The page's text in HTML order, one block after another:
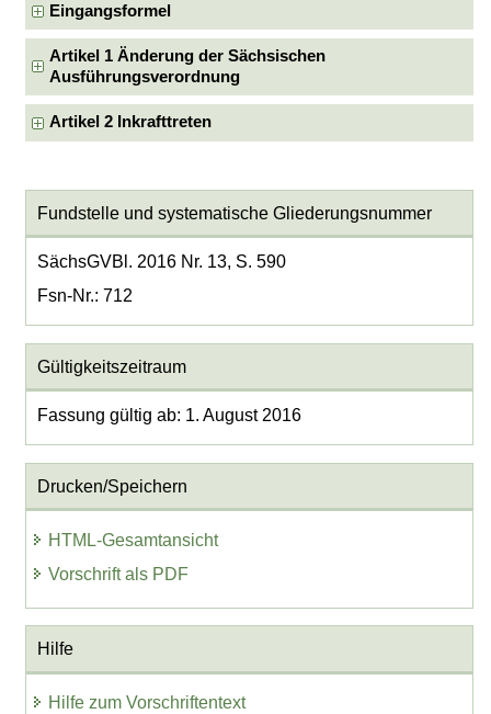
Eingangsformel
Artikel 1 Änderung der Sächsischen
Ausführungsverordnung
Artikel 2 Inkrafttreten
Fundstelle und systematische Gliederungsnummer
SächsGVBl. 2016 Nr. 13, S. 590
Fsn-Nr.: 712
Gültigkeitszeitraum
Fassung gültig ab: 1. August 2016
Drucken/Speichern
HTML-Gesamtansicht
Vorschrift als PDF
Hilfe
Hilfe zum Vorschriftentext